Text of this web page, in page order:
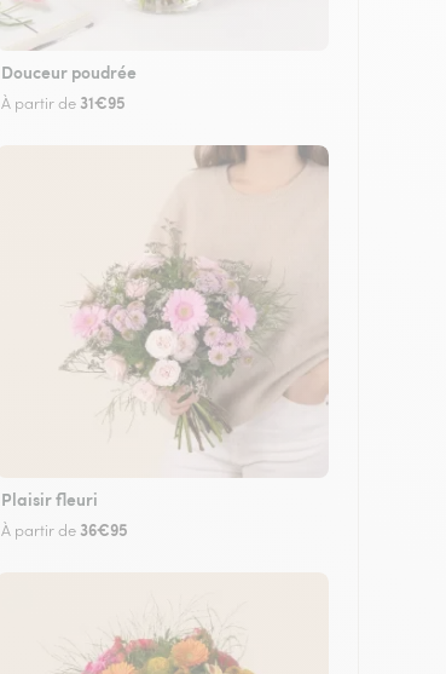
Douceur poudrée
À partir de 31€95
Plaisir fleuri
À partir de 36€95